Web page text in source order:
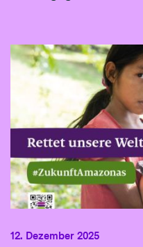
12. Dezember 2025